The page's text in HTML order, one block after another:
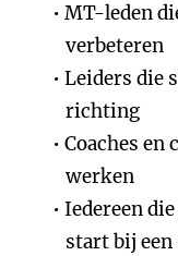
MT-leden
verbeteren
Leiders die
richting
Coaches en
werken
Iedereen
start bij